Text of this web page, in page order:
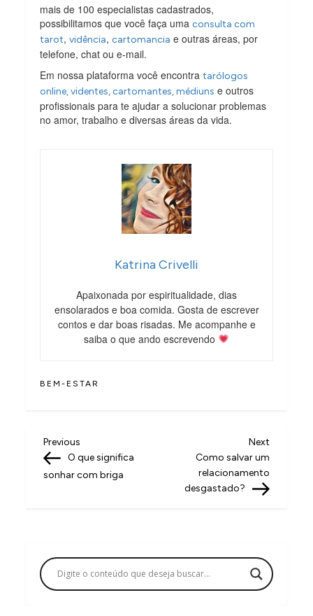
mais de 100 especialistas cadastrados,
possibilitamos que você faça umaconsulta com
tarot,vidência,cartomancia e outras áreas, por
telefone, chat ou e-mail.
Em nossa plataforma você encontratarólogos
online, videntes, cartomantes, médiuns e outros
profissionais para te ajudar a solucionar problemas
no amor, trabalho e diversas áreas da vida.
Katrina Crivelli
Apaixonada por espiritualidade, dias
ensolarados e boa comida. Gosta de escrever
contos e dar boas risadas. Me acompanhe e
saiba o que ando escrevendo
BEM-ESTAR
N
a
a
ç
Previous
Post
Previous
O que significa
sonhar com briga
Next
Post
Next
Como salvar um
relacionamento
desgastado?